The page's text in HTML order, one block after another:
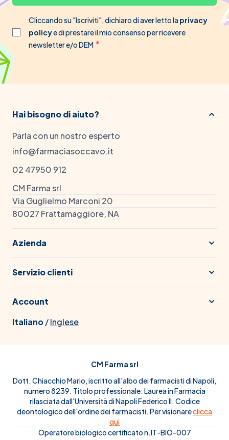
Cliccando su "Iscriviti", dichiaro di aver letto laprivacy
policye di prestare il mio consenso per ricevere
newsletter e/o DEM
Hai bisogno di aiuto?
Parla con un nostro esperto
info@farmaciasoccavo.it
02 47950 912
CM Farma srl
Via Guglielmo Marconi 20
80027 Frattamaggiore, NA
Azienda
Servizio clienti
Account
Italiano/Inglese
CM Farma srl
Dott. Chiacchio Mario, iscritto all'albo dei farmacisti di Napoli,
numero 8239. Titolo professionale: Laurea in Farmacia
rilasciata dall'Università di Napoli Federico II. Codice
deontologico dell'ordine dei farmacisti. Per visionareclicca
qui
Operatore biologico certificato n.IT-BIO-007